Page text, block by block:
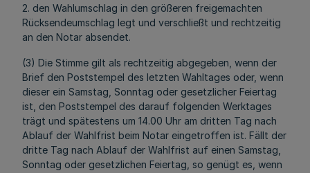
2. den Wahlumschlag in den größeren freigemachten
Rücksendeumschlag legt und verschließt und rechtzeitig
an den Notar absendet.
(3) Die Stimme gilt als rechtzeitig abgegeben, wenn der
Brief den Poststempel des letzten Wahltages oder, wenn
dieser ein Samstag, Sonntag oder gesetzlicher Feiertag
ist, den Poststempel des darauf folgenden Werktages
trägt und spätestens um 14.00 Uhr am dritten Tag nach
Ablauf der Wahlfrist beim Notar eingetroffen ist. Fällt der
dritte Tag nach Ablauf der Wahlfrist auf einen Samstag,
Sonntag oder gesetzlichen Feiertag, so genügt es, wenn